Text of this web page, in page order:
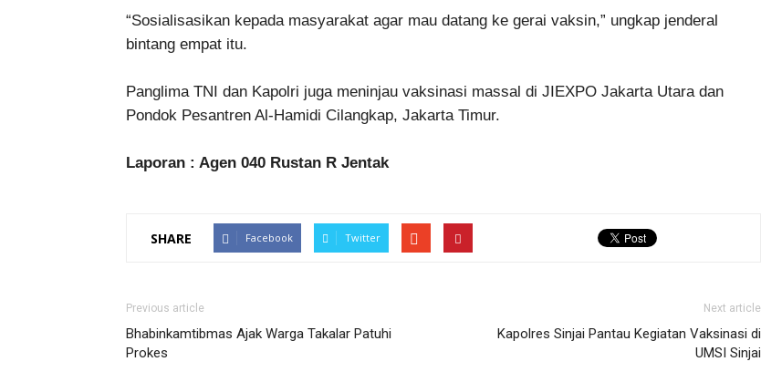
“Sosialisasikan kepada masyarakat agar mau datang ke gerai vaksin,” ungkap jenderal
bintang empat itu.
Panglima TNI dan Kapolri juga meninjau vaksinasi massal di JIEXPO Jakarta Utara dan
Pondok Pesantren Al-Hamidi Cilangkap, Jakarta Timur.
Laporan : Agen 040 Rustan R Jentak
SHARE Facebook Twitter
Previous article
Bhabinkamtibmas Ajak Warga Takalar Patuhi
Prokes
Next article
Kapolres Sinjai Pantau Kegiatan Vaksinasi di
UMSI Sinjai